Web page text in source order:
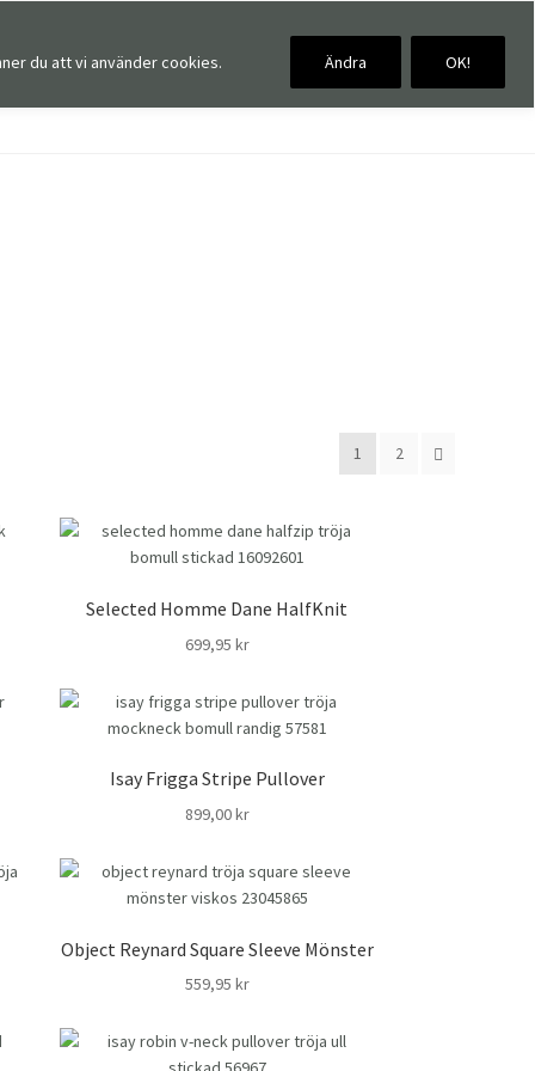
du att vi använder cookies. Ändra OK!
0,00kr 0 artiklar
1 2
Selected Homme Dane HalfKnit
699,95 kr
Isay Frigga Stripe Pullover
899,00kr
Object Reynard Square Sleeve Mönster
559,95 kr